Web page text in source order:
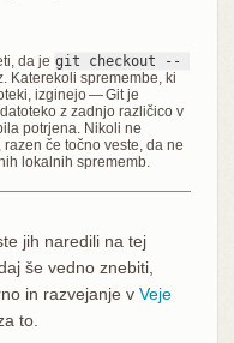
da je git checkout --
Katerekoli spremembe, ki
izginejo — Git je
z zadnjo različico v
potrjena. Nikoli ne
če točno veste, da ne
lokalnih sprememb.
jih naredili na tej
še vedno znebiti,
in razvejanje v Veje
to.